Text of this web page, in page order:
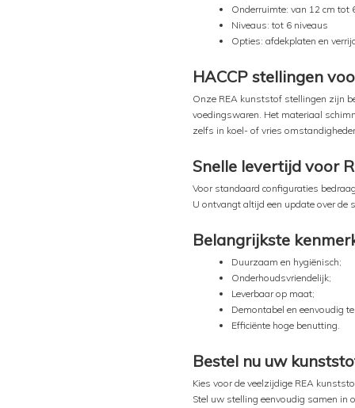
Onderruimte: van 12 cm tot
Niveaus: tot 6 niveaus
Opties: afdekplaten en
HACCP stellingen
Onze REA kunststof stellingen zijn
voedingswaren. Het materiaal
zelfs in koel- of vries
Snelle levertijd voor
Voor standaard configuraties
U ontvangt altijd een update over de
Belangrijkste
Duurzaam en hygiënisch;
Onderhoudsvriendelijk;
Leverbaar op maat;
Demontabel en eenvoudig
Efficiënte hoge benutting.
Bestel nu uw
Kies voor de veelzijdige REA
Stel uw stelling eenvoudig samen in